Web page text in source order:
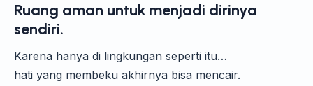
Ruang aman untuk menjadi dirinya
sendiri.
Karena hanya di lingkungan seperti itu…
hati yang membeku akhirnya bisa mencair.